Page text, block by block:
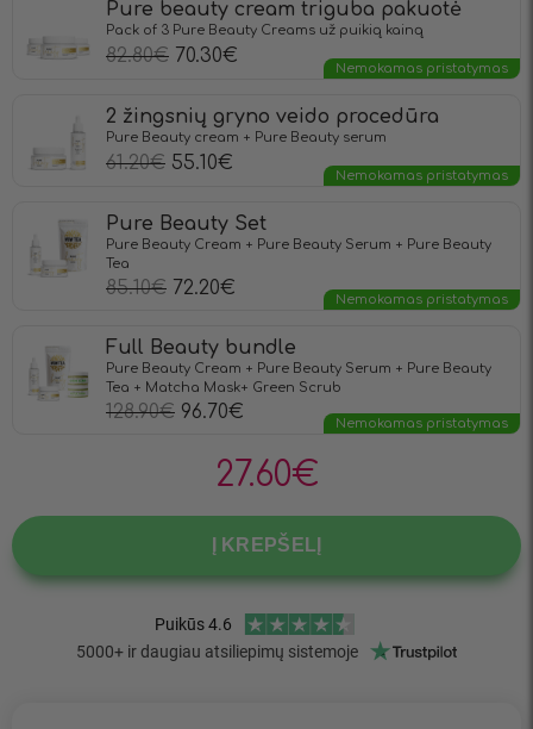
Pure beauty cream triguba pakuotė
Pack of 3 Pure Beauty Creams už puikią kainą
82.80€ 70.30€
Nemokamas pristatymas
2 žingsnių gryno veido procedūra
Pure Beauty cream + Pure Beauty serum
61.20€ 55.10€
Nemokamas pristatymas
Pure Beauty Set
Pure Beauty Cream + Pure Beauty Serum + Pure Beauty
Tea
85.10€ 72.20€
Nemokamas pristatymas
Full Beauty bundle
Pure Beauty Cream + Pure Beauty Serum + Pure Beauty
Tea + Matcha Mask+ Green Scrub
128.90€ 96.70€
Nemokamas pristatymas
27.60€
Į KREPŠELĮ